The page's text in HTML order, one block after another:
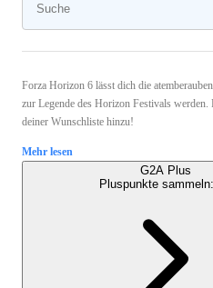
Forza Horizon 6 lässt dich die
zur Legende des Horizon Festivals werden.
deiner Wunschliste hinzu!
Mehr lesen
G2A Plus
Pluspunkte sammeln: